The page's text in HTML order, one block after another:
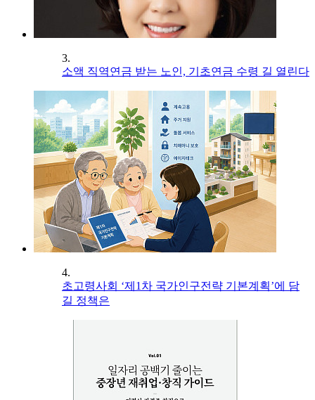
3.
소액 직역연금 받는 노인, 기초연금 수령 길 열린다
4.
초고령사회 ‘제1차 국가인구전략 기본계획’에 담
길 정책은